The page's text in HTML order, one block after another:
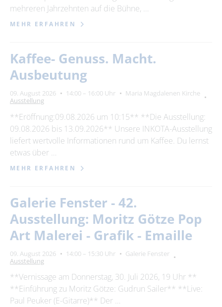
mehreren Jahrzehnten auf die Bühne, …
MEHR ERFAHREN
Kaffee- Genuss. Macht.
Ausbeutung
09. August 2026 14:00 – 16:00 Uhr
Maria Magdalenen Kirche
Ausstellung
**Eröffnung:09.08.2026 um 10:15** **Die Ausstellung:
09.08.2026 bis 13.09.2026** Unsere INKOTA-Ausstellung
liefert wertvolle Informationen rund um Kaffee. Du lernst
etwas über …
MEHR ERFAHREN
Galerie Fenster - 42.
Ausstellung: Moritz Götze Pop
Art Malerei - Grafik - Emaille
09. August 2026 14:00 – 15:30 Uhr
Galerie Fenster
Ausstellung
**Vernissage am Donnerstag, 30. Juli 2026, 19 Uhr **
**Einführung zu Moritz Götze: Gudrun Sailer** **Live:
Paul Peuker (E-Gitarre)** Der …